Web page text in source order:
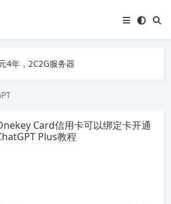
4年，2C2G服务器
新消息第一时间推送
年，2C2G服务器
Card信用卡可以绑定卡开通
Plus教程